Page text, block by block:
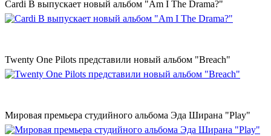
Cardi B выпускает новый альбом "Am I The Drama?"
Twenty One Pilots представили новый альбом "Breach"
Мировая премьера студийного альбома Эда Ширана "Play"